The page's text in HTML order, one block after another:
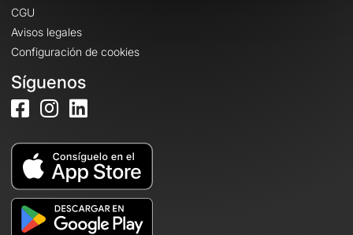
CGU
Avisos legales
Configuración de cookies
Síguenos